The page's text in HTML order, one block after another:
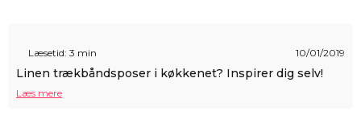
Læsetid: 3 min 10/01/2019
Linen trækbåndsposer i køkkenet? Inspirer dig selv!
Læs mere